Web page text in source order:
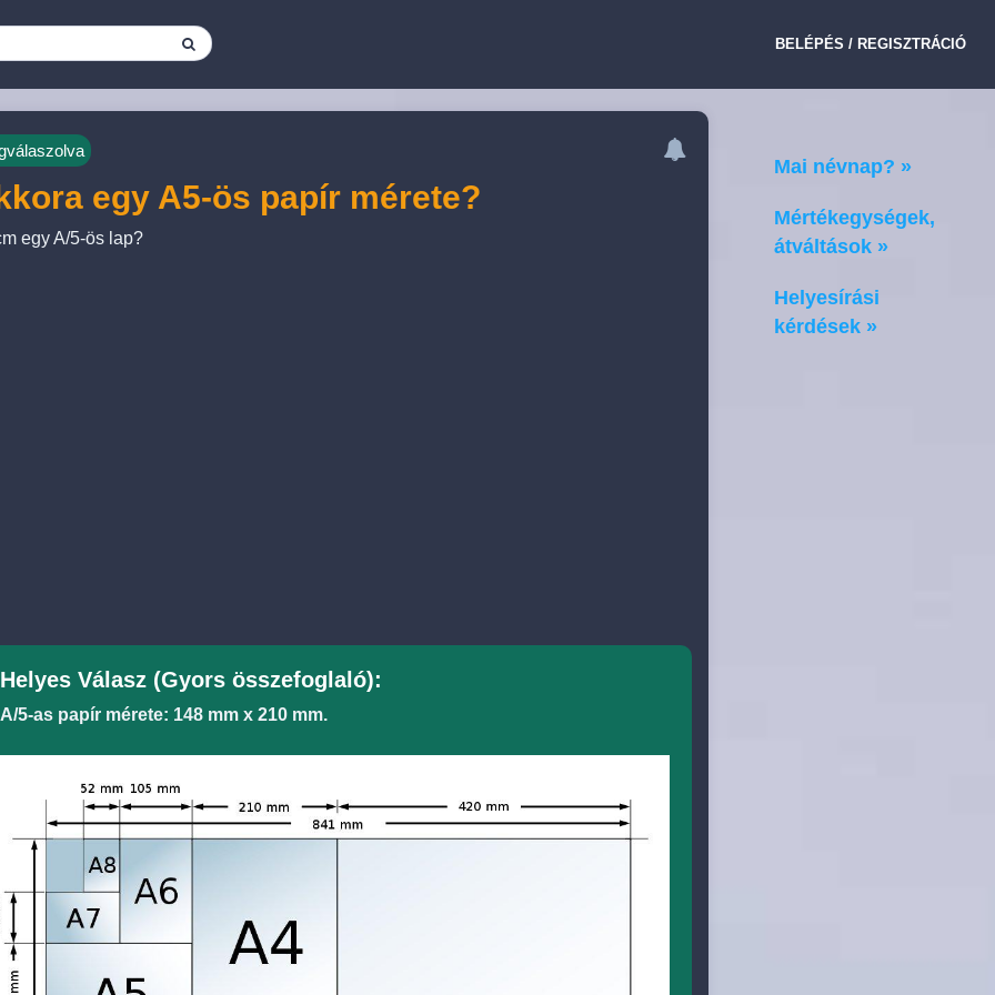
BELÉPÉS / REGISZTRÁCIÓ
egy A5-ös papír mérete?
egy A/5-ös lap?
Válasz (Gyors összefoglaló):
5-as papír mérete: 148 mm x 210 mm.
Mai névnap? »
Mértékegységek,
átváltások »
Helyesírási
kérdések »